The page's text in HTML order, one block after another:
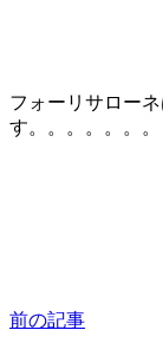
フォーリサロー
す。。。。。。。
前の記事